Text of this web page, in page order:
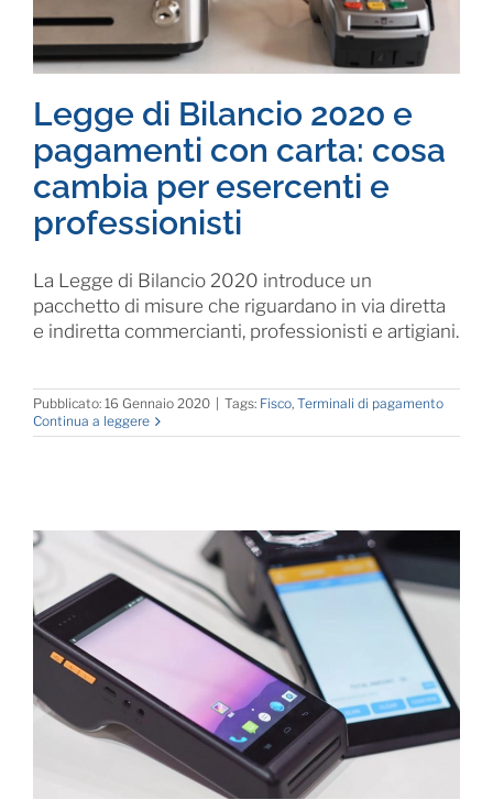
Legge di Bilancio 2020 e
pagamenti con carta: cosa
cambia per esercenti e
professionisti
La Legge di Bilancio 2020 introduce un
pacchetto di misure che riguardano in via diretta
e indiretta commercianti, professionisti e artigiani.
Pubblicato: 16 Gennaio 2020 Tags: Fisco, Terminali di pagamento
Continua a leggere